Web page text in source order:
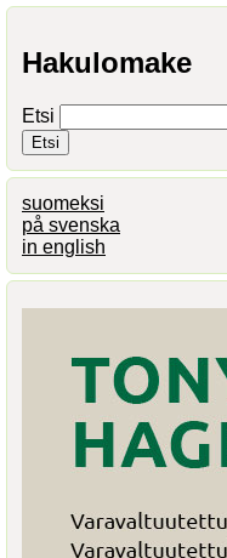
Hakulomake
Etsi
suomeksi
på svenska
in english